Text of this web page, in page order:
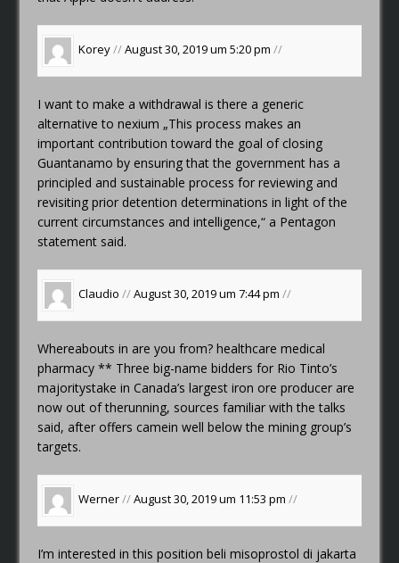
Korey//August 30, 2019 um 5:20 pm//
I want to make a withdrawalis there a generic
alternative to nexium „This process makes an
important contribution toward the goal of closing
Guantanamo by ensuring that the government has a
principled and sustainable process for reviewing and
revisiting prior detention determinations in light of the
current circumstances and intelligence,“ a Pentagon
statement said.
Claudio //August 30, 2019 um 7:44 pm//
Whereabouts in are you from?healthcare medical
pharmacy ** Three big-name bidders for Rio Tinto’s
majoritystake in Canada’s largest iron ore producer are
now out of therunning, sources familiar with the talks
said, after offers camein well below the mining group’s
targets.
Werner//August 30, 2019 um 11:53 pm//
I’m interested in this positionbeli misoprostol di jakarta